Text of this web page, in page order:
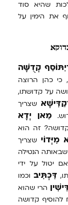
שהיא סוד
את הימין על
קְדֻשָּׁה
כי כהן הרוצה
על קדושתו,
שצריך
מַאן
יְדָא
זה הוא
מִיְּדוֹי שצריך
שבאותה הנטילה
יטול על ידי
דִּכְתִּיבוכמו
הרי שהוא
להוסיף קדושה